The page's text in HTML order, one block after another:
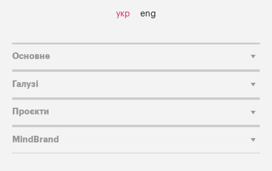
укр eng
Основне
Галузі
Проєкти
MindBrand